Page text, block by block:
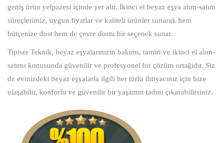
geniş ürün yelpazesi içinde yer alır. İkinci el beyaz eşya alım-satım
süreçlerimiz, uygun fiyatlar ve kaliteli ürünler sunarak hem
bütçenize dost hem de çevre dostu bir seçenek sunar.
Tipiser Teknik, beyaz eşyalarınızın bakımı, tamiri ve ikinci el alım-
satımı konusunda güvenilir ve profesyonel bir çözüm ortağıdır. Siz
de evinizdeki beyaz eşyalarla ilgili her türlü ihtiyacınız için bize
ulaşabilir, konforlu ve güvenilir bir yaşamın tadını çıkarabilirsiniz.